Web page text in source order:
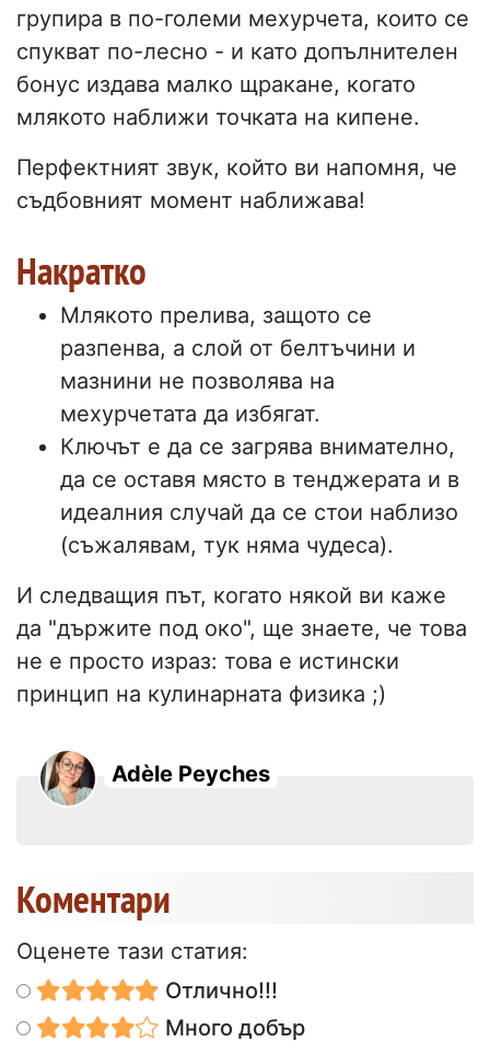
групира в по-големи мехурчета, които се
спукват по-лесно - и като допълнителен
бонус издава малко щракане, когато
млякото наближи точката на кипене.
Перфектният звук, който ви напомня, че
съдбовният момент наближава!
Накратко
Млякото прелива, защото се
разпенва, а слой от белтъчини и
мазнини не позволява на
мехурчетата да избягат.
Ключът е да се загрява внимателно,
да се оставя място в тенджерата и в
идеалния случай да се стои наблизо
(съжалявам, тук няма чудеса).
И следващия път, когато някой ви каже
да "държите под око", ще знаете, че това
не е просто израз: това е истински
принцип на кулинарната физика ;)
Adèle Peyches
Коментари
Оценете тази статия:
Отлично!!!
Много добър